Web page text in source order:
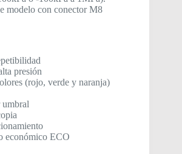
modelo con conector M8
presión
(rojo, verde y naranja)
económico ECO